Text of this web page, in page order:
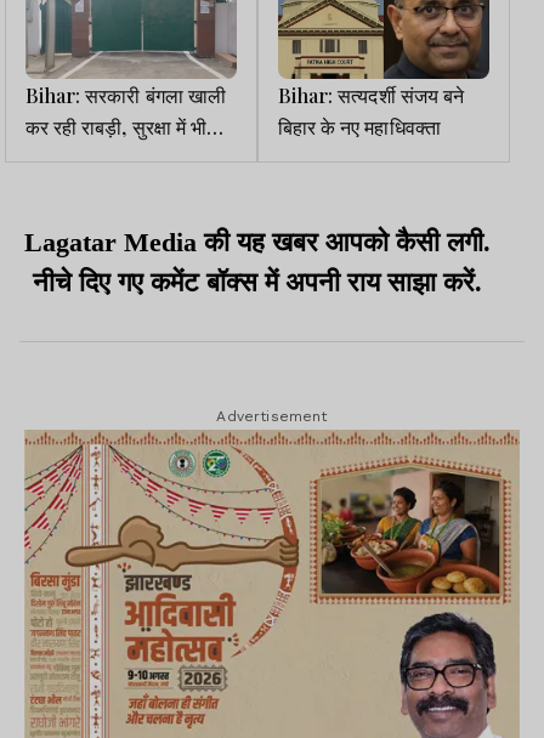
Bihar: सरकारी बंगला खाली
कर रही राबड़ी, सुरक्षा में भी
बदलाव
Bihar: सत्यदर्शी संजय बने
बिहार के नए महाधिवक्ता
Lagatar Media की यह खबर आपको कैसी लगी.
नीचे दिए गए कमेंट बॉक्स में अपनी राय साझा करें.
Advertisement